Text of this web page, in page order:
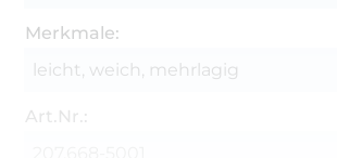
Merkmale:
leicht, weich, mehrlagig
Art.Nr.: